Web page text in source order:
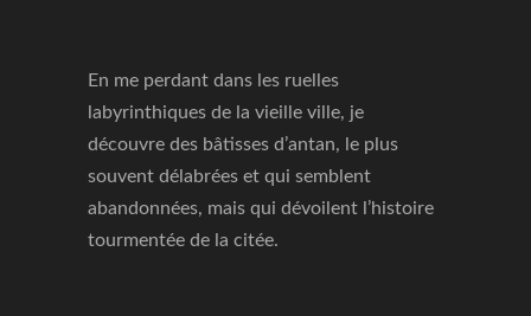
En me perdant dans les ruelles
labyrinthiques de la vieille ville, je
découvre des bâtisses d’antan, le plus
souvent délabrées et qui semblent
abandonnées, mais qui dévoilent l’histoire
tourmentée de la citée.